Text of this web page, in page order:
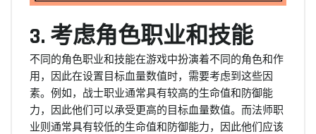
3. 考虑角色职业和技能
不同的角色职业和技能在游戏中扮演着不同的角色和作
用，因此在设置目标血量数值时，需要考虑到这些因
素。例如，战士职业通常具有较高的生命值和防御能
力，因此他们可以承受更高的目标血量数值。而法师职
业则通常具有较低的生命值和防御能力，因此他们应该